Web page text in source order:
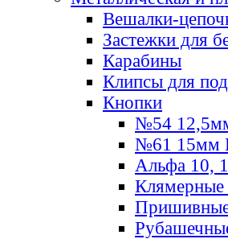
Вешалки-
Застежки для
Карабины
Клипсы для
Кнопки
№54
№61 15мм
Альфа 10,